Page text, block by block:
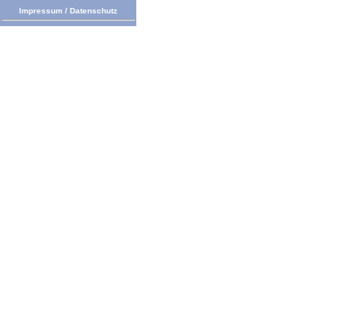
Impressum / Datenschutz